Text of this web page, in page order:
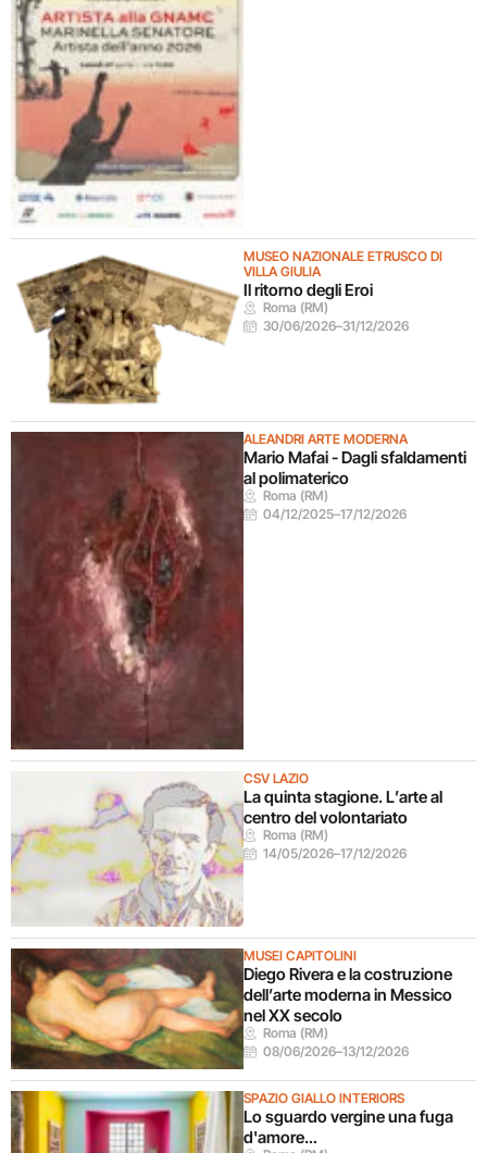
MUSEO NAZIONALE ETRUSCO DI
VILLA GIULIA
Il ritorno degli Eroi
Roma (RM)
30/06/2026–31/12/2026
ALEANDRI ARTE MODERNA
Mario Mafai - Dagli sfaldamenti
al polimaterico
Roma (RM)
04/12/2025–17/12/2026
CSV LAZIO
La quinta stagione. L’arte al
centro del volontariato
Roma (RM)
14/05/2026–17/12/2026
MUSEI CAPITOLINI
Diego Rivera e la costruzione
dell’arte moderna in Messico
nel XX secolo
Roma (RM)
08/06/2026–13/12/2026
SPAZIO GIALLO INTERIORS
Lo sguardo vergine una fuga
d'amore…